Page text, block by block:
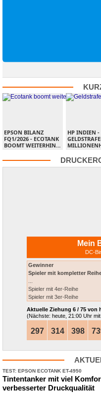
EPSON BILANZ
FQ1/2026 - ​ ECOTANK
BOOMT WEITERHIN,
HP INDIEN -
BEI
Mein
DC-
Gewinner
Spieler mit kompletter
Spieler mit 4er-Reihe
Spieler mit 3er-Reihe
Aktuelle Ziehung 6 / 75 von
(Nächste: heute, 21:00 Uhr
297 314 398
TEST: EPSON ECOTANK ET-​4950
Tintentanker mit viel
verbesserter Druckqualität